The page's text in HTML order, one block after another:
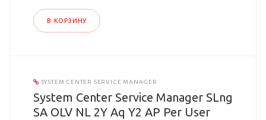
В КОРЗИНУ
SYSTEM CENTER SERVICE MANAGER
System Center Service Manager SLng
SA OLV NL 2Y Aq Y2 AP Per User